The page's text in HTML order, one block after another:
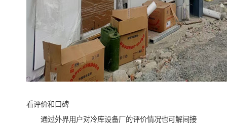
看评价和口碑
通过外界用户对冷库设备厂的评价情况也可解间接